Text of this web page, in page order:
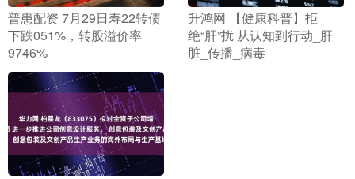
​普患配资 7月29日寿22转债
下跌051%，转股溢价率
9746%
​升鸿网 【健康科普】拒
绝“肝”扰 从认知到行动_肝
脏_传播_病毒